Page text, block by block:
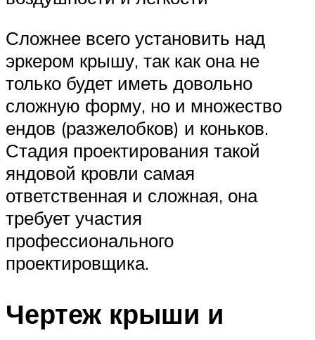
Сложнее всего установить над
эркером крышу, так как она не
только будет иметь довольно
сложную форму, но и множество
ендов (разжелобков) и коньков.
Стадия проектирования такой
яндовой кровли самая
ответственная и сложная, она
требует участия
профессионального
проектировщика.
Чертеж крыши и